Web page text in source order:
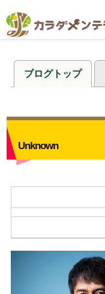
ブログトップ
Unknown